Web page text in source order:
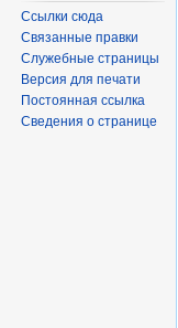
Ссылки сюда
Связанные правки
Служебные страницы
Версия для печати
Постоянная ссылка
Сведения о странице